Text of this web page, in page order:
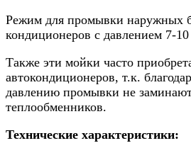
Режим для промывки наружных
кондиционеров с давлением 7-
Также эти мойки часто
автокондиционеров, т.к.
давлению промывки не
теплообменников.
Технические характеристики: